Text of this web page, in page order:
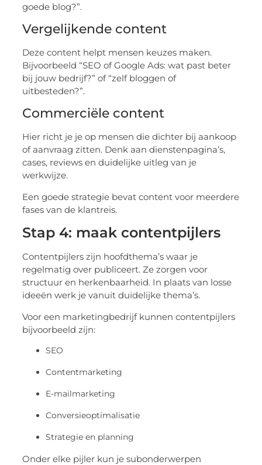
goede blog?”.
Vergelijkende content
Deze content helpt mensen keuzes maken.
Bijvoorbeeld “SEO of Google Ads: wat past beter
bij jouw bedrijf?” of “zelf bloggen of
uitbesteden?”.
Commerciële content
Hier richt je je op mensen die dichter bij aankoop
of aanvraag zitten. Denk aan dienstenpagina’s,
cases, reviews en duidelijke uitleg van je
werkwijze.
Een goede strategie bevat content voor meerdere
fases van de klantreis.
Stap 4: maak contentpijlers
Contentpijlers zijn hoofdthema’s waar je
regelmatig over publiceert. Ze zorgen voor
structuur en herkenbaarheid. In plaats van losse
ideeën werk je vanuit duidelijke thema’s.
Voor een marketingbedrijf kunnen contentpijlers
bijvoorbeeld zijn:
SEO
Contentmarketing
E-mailmarketing
Conversieoptimalisatie
Strategie en planning
Onder elke pijler kun je subonderwerpen